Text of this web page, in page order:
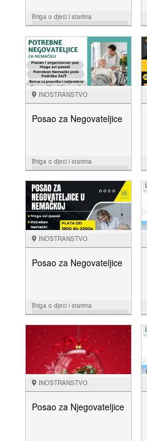
Briga o djeci i starima
NUDIM
INOSTRANSTVO
Posao za Negovateljice
Briga o djeci i starima
NUDIM
INOSTRANSTVO
Posao za Negovateljice
Briga o djeci i starima
NUDIM
INOSTRANSTVO
Posao za Njegovateljice